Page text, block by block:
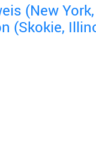
(New
(Skokie,